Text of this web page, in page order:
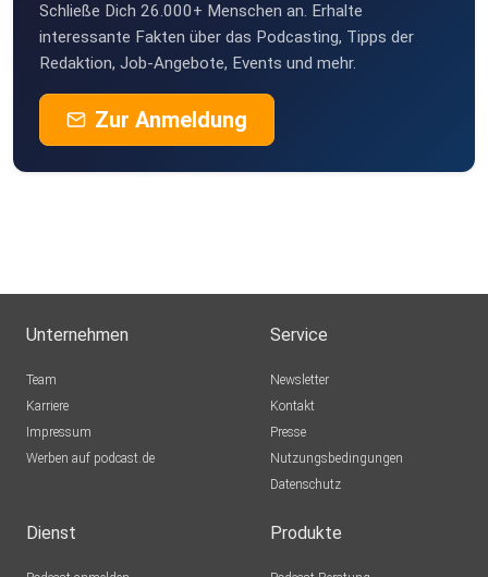
Schließe Dich 26.000+ Menschen an. Erhalte
interessante Fakten über das Podcasting, Tipps der
Redaktion, Job-Angebote, Events und mehr.
Zur Anmeldung
Unternehmen
Team
Karriere
Impressum
Werben auf podcast.de
Service
Newsletter
Kontakt
Presse
Nutzungsbedingungen
Datenschutz
Dienst Produkte